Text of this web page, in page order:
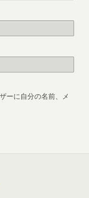
ーに自分の名前、メ